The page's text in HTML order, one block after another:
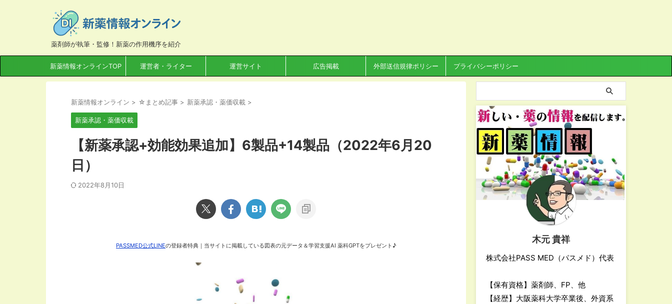
薬剤師が執筆・監修！新薬の作用機序を紹介
新薬情報オンラインTOP 運営者・ライター 運営サイト 広告掲載 外部送信規律ポリシー プライバシーポリシー
新薬情報オンライン > ☆まとめ記事 > 新薬承認・薬価収載 >
新薬承認・薬価収載
【新薬承認+効能効果追加】6製品+14製品（2022年6月20
日）
2022年8月10日
PASSMED公式LINEの登録者特典｜当サイトに掲載している図表の元データ＆学習支援AI 薬科GPTをプレゼント♪
木元 貴祥
株式会社PASS MED（パスメド）代表
【保有資格】薬剤師、FP、他
【経歴】大阪薬科大学卒業後、外資系